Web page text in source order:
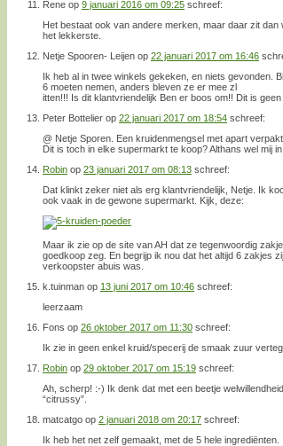
Rene op 9 januari 2016 om 09:25 schreef:
Het bestaat ook van andere merken, maar daar zit
het lekkerste.
Netje Spooren- Leijen op 22 januari 2017 om 16:46
Ik heb al in twee winkels gekeken, en niets gevonden.
6 moeten nemen, anders bleven ze er mee zl
itten!!! Is dit klantvriendelijk Ben er boos om!! Dit is
Peter Bottelier op 22 januari 2017 om 18:54 schreef:
@ Netje Sporen. Een kruidenmengsel met apart
Dit is toch in elke supermarkt te koop? Althans wel mij in
Robin op 23 januari 2017 om 08:13 schreef:
Dat klinkt zeker niet als erg klantvriendelijk, Netje. Ik
ook vaak in de gewone supermarkt. Kijk, deze:
Maar ik zie op de site van AH dat ze tegenwoordig
goedkoop zeg. En begrijp ik nou dat het altijd 6 zakjes
verkoopster abuis was.
k.tuinman op 13 juni 2017 om 10:46 schreef:
leerzaam
Fons op 26 oktober 2017 om 11:30 schreef:
Ik zie in geen enkel kruid/specerij de smaak zuur
Robin op 29 oktober 2017 om 15:19 schreef:
Ah, scherp! :-) Ik denk dat met een beetje
“citrussy”.
matcatgo op 2 januari 2018 om 20:17 schreef:
Ik heb het net zelf gemaakt, met de 5 hele ingrediënten.